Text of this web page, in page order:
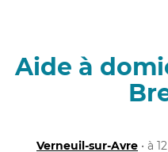
Aide à
Verneuil-sur-Avre • à